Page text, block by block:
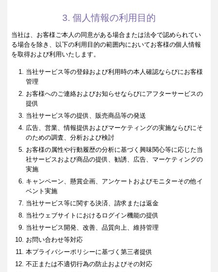
3. 個人情報の利用目的
当社は、お客様ご本人の同意がある場合または法令で認められてい
る場合を除き、以下の利用目的の範囲内においてお客様の個人情報
を取得および利用いたします。
当社サービス等の登録および利用時の本人確認ならびにお客様
管理
お客様へのご連絡およびお知らせならびにアフターサービスの
提供
当社サービス等の提供、販売商品等の発送
広告、営業、情報提供およびマーケティングの実施ならびにそ
のための調査、分析および検討
お客様の属性や行動履歴の分析に基づく興味関心等に応じた当
社サービスおよび商品の提供、勧誘、広告、マーケティングの
実施
キャンペーン、懸賞企画、アンケートおよびモニターその他イ
ベント実施
当社サービス等に関する決済、請求または返金
当社ウェブサイトにおけるログイン機能の提供
当社サービス開発、改善、品質向上、維持管理
お問い合わせ等対応
本プライバシーポリシーに基づく第三者提供
不正または不適切行為の防止およびその対応